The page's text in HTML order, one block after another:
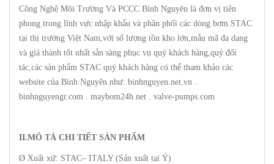
Công Nghệ Môi Trường Và PCCC Bình Nguyên là đơn vị tiên
phong trong lĩnh vực nhập khẩu và phân phối các dòng bơm STAC
tại thị trường Việt Nam,với số lượng tồn kho lớn,mẫu mã đa dạng
và giá thành tốt nhất sẵn sàng phục vụ quý khách hàng,quý đối
tác,các sản phẩm STAC quý khách hàng có thể tham khảo các
website của Bình Nguyên như: binhnguyen.net.vn .
binhnguyengr.com . maybom24h.net . valve-pumps.com
II.MÔ TẢ CHI TIẾT SẢN PHẨM
Ø Xuất xứ: STAC– ITALY (Sản xuất tại Ý)